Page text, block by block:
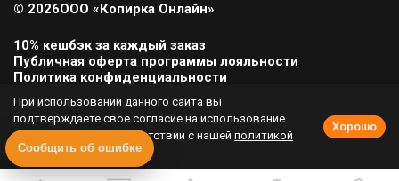
© 2026ООО «Копирка Онлайн»
10% кешбэк за каждый заказ
Публичная оферта программы лояльности
Политика конфиденциальности
Урегулирование претензий
Полная версия сайта
При использовании данного сайта вы
подтверждаете свое согласие на использование
cookie-файлов в соответствии с нашей политикой
приватности.
Хорошо
Сообщить об ошибке